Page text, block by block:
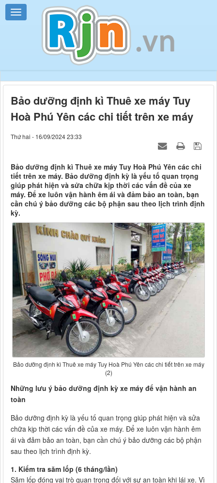
Bảo dưỡng định kì Thuê xe máy Tuy
Hoà Phú Yên các chi tiết trên xe máy
Thứ hai - 16/09/2024 23:33
Bảo dưỡng định kì Thuê xe máy Tuy Hoà Phú Yên các chi
tiết trên xe máy. Bảo dưỡng định kỳ là yếu tố quan trọng
giúp phát hiện và sửa chữa kịp thời các vấn đề của xe
máy. Để xe luôn vận hành êm ái và đảm bảo an toàn, bạn
cần chú ý bảo dưỡng các bộ phận sau theo lịch trình định
kỳ.
Bảo dưỡng định kì Thuê xe máy Tuy Hoà Phú Yên các chi tiết trên xe máy
(2)
Những lưu ý bảo dưỡng định kỳ xe máy để vận hành an
toàn
Bảo dưỡng định kỳ là yếu tố quan trọng giúp phát hiện và sửa
chữa kịp thời các vấn đề của xe máy. Để xe luôn vận hành êm
ái và đảm bảo an toàn, bạn cần chú ý bảo dưỡng các bộ phận
sau theo lịch trình định kỳ.
1. Kiểm tra săm lốp (6 tháng/lần)
Săm lốp đóng vai trò quan trọng đối với sự an toàn khi lái xe. Vì